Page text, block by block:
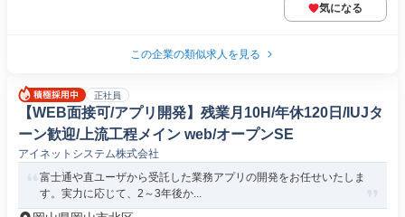
気になる
この企業の類似求人を見る
正社員
【WEB面接可/アプリ開発】残業月10H/年休120日/IUJタ
ーン歓迎/上流工程メイン web/オープンSE
アイネットシステム株式会社
富士通や直ユーザから受託した業務アプリの開発をお任せいたしま
す。実力に応じて、2～3年後か...